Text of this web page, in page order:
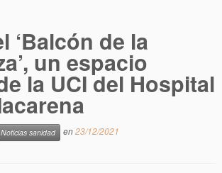
‘Balcón de la
un espacio
la UCI del Hospital
Noticias sanidad en23/12/2021